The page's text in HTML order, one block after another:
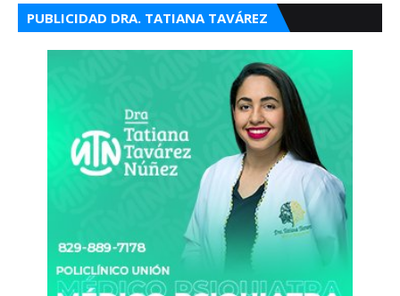
PUBLICIDAD DRA. TATIANA TAVÁREZ